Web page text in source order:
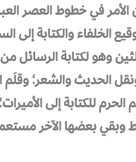
في خطوط العصر
الخلفاء والكتابة إلى
وهو لكتابة الرسائل
الحديث والشعر؛
الحرم للكتابة إلى
وبقي بعضها الآخر